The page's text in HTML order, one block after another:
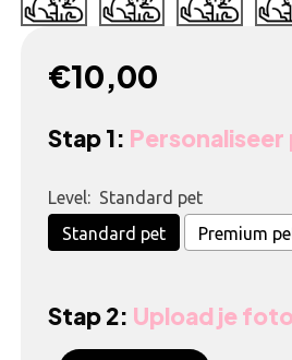
€10,00
Stap 1:
Level: Standard pet
Standard pet
Premium
Stap 2: Upload je